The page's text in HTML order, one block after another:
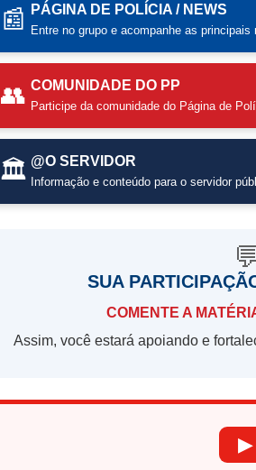
📰 PÁGINA DE POLÍCIA / NEWS
Entre no grupo e acompanhe as principais
👥 COMUNIDADE DO PP
Participe da comunidade do Página de
🏛️ @O SERVIDOR
Informação e conteúdo para o servidor
SUA
COMENTE A
Assim, você estará apoiando e
▶